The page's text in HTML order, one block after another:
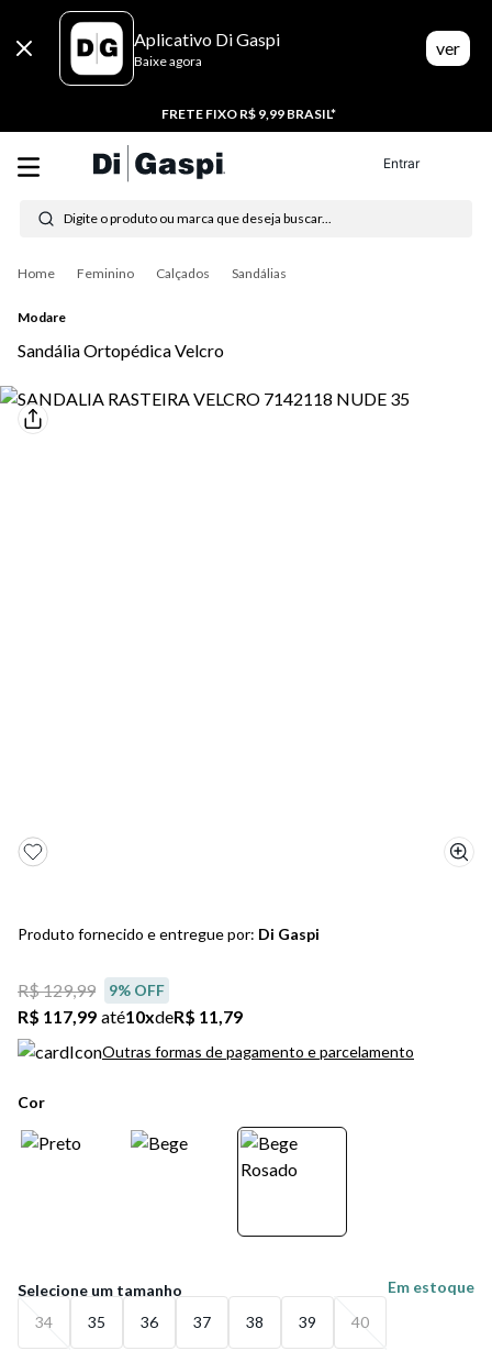
Aplicativo Di Gaspi
Baixe agora
ver
20% CASHBACK
Entrar
Digite o produto ou marca que deseja buscar...
Feminino Calçados Sandálias
Modare
Sandália Ortopédica Velcro
Produto fornecido e entregue por: Di Gaspi
R$ 129,99 9% OFF
R$ 117,99 até10xdeR$ 11,79
Outras formas de pagamento e parcelamento
Cor
34 35 36 37 38 39 40
Em estoque
1 º tênis feminino
2º tenis
3º moletom